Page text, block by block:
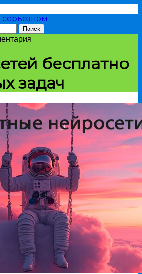
бесплатно
задач